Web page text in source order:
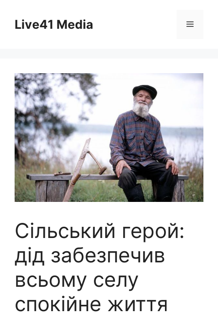
contentLive41 Media Menu
Сільський герой:
дід забезпечив
всьому селу
спокійне життя